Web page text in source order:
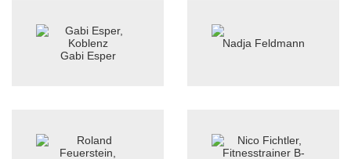
Gabi Esper
Nadja Feldmann